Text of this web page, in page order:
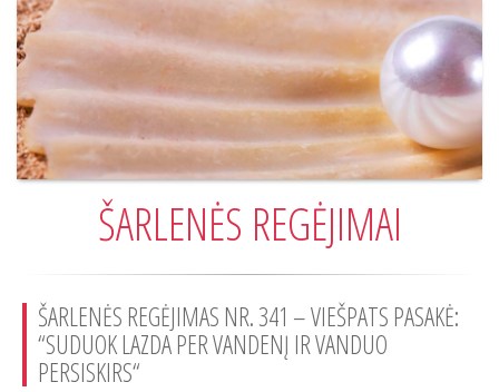
ŠARLENĖS REGĖJIMAI
ŠARLENĖS REGĖJIMAS NR. 341 – VIEŠPATS PASAKĖ:
“SUDUOK LAZDA PER VANDENĮ IR VANDUO
PERSISKIRS“